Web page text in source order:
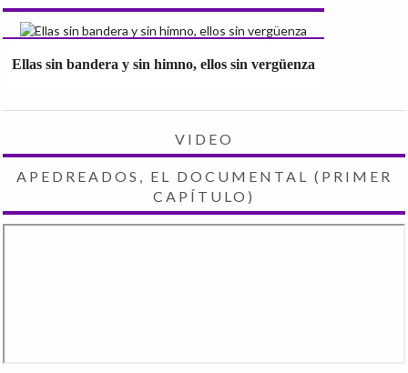
Ellas sin bandera y sin himno, ellos sin vergüenza
VIDEO
APEDREADOS, EL DOCUMENTAL (PRIMER
CAPÍTULO)